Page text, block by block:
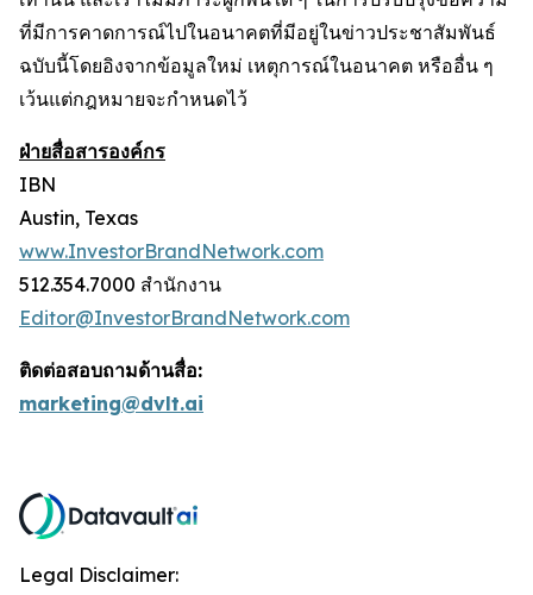
ที่มีการคาดการณ์ไปในอนาคตที่มีอยู่ในข่าวประชาสัมพันธ์
ฉบับนี้โดยอิงจากข้อมูลใหม่ เหตุการณ์ในอนาคต หรืออื่น ๆ
เว้นแต่กฎหมายจะกำหนดไว้
ฝ่ายสื่อสารองค์กร
IBN
Austin, Texas
www.InvestorBrandNetwork.com
512.354.7000 สำนักงาน
Editor@InvestorBrandNetwork.com
ติดต่อสอบถามด้านสื่อ:
marketing@dvlt.ai
Legal Disclaimer: